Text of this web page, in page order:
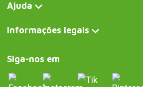
Ajuda
Informações legais
Siga-nos em